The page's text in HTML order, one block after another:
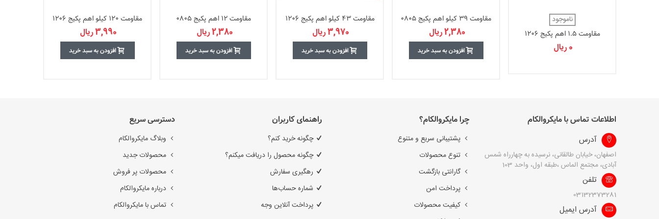
ناموجود
مقاومت 1.5 اهم پکیج 1206
0 ریال
مقاومت 39 کیلو اهم پکیج 0805
2,380 ریال
افزودن به سبد خرید
مقاومت 43 کیلو اهم پکیج 1206
3,970 ریال
افزودن به سبد خرید
مقاومت 12 اهم پکیج 0805
2,380 ریال
افزودن به سبد خرید
مقاومت 120 کیلو اهم پکیج 1206
3,990 ریال
افزودن به سبد خرید
اطلاعات تماس با مایکروالکام
آدرس
اصفهان، خیابان طالقانی، نرسیده به چهارراه شمس
آبادی، مجتمع الماس ،طبقه اول، واحد 103
تلفن
03132373281
آدرس ایمیل
چرا مایکروالکام؟
پشتیبانی سریع و متنوع
تنوع محصولات
گارانتی بازگشت
پرداخت امن
کیفیت محصولات
راهنمای کاربران
چگونه خرید کنم؟
چگونه محصول را دریافت میکنم؟
رهگیری سفارش
شماره حساب‌ها
پرداخت آنلاین وجه
دسترسی سریع
وبلاگ مایکروالکام
محصولات جدید
محصولات پر فروش
درباره مایکروالکام
تماس با مایکروالکام